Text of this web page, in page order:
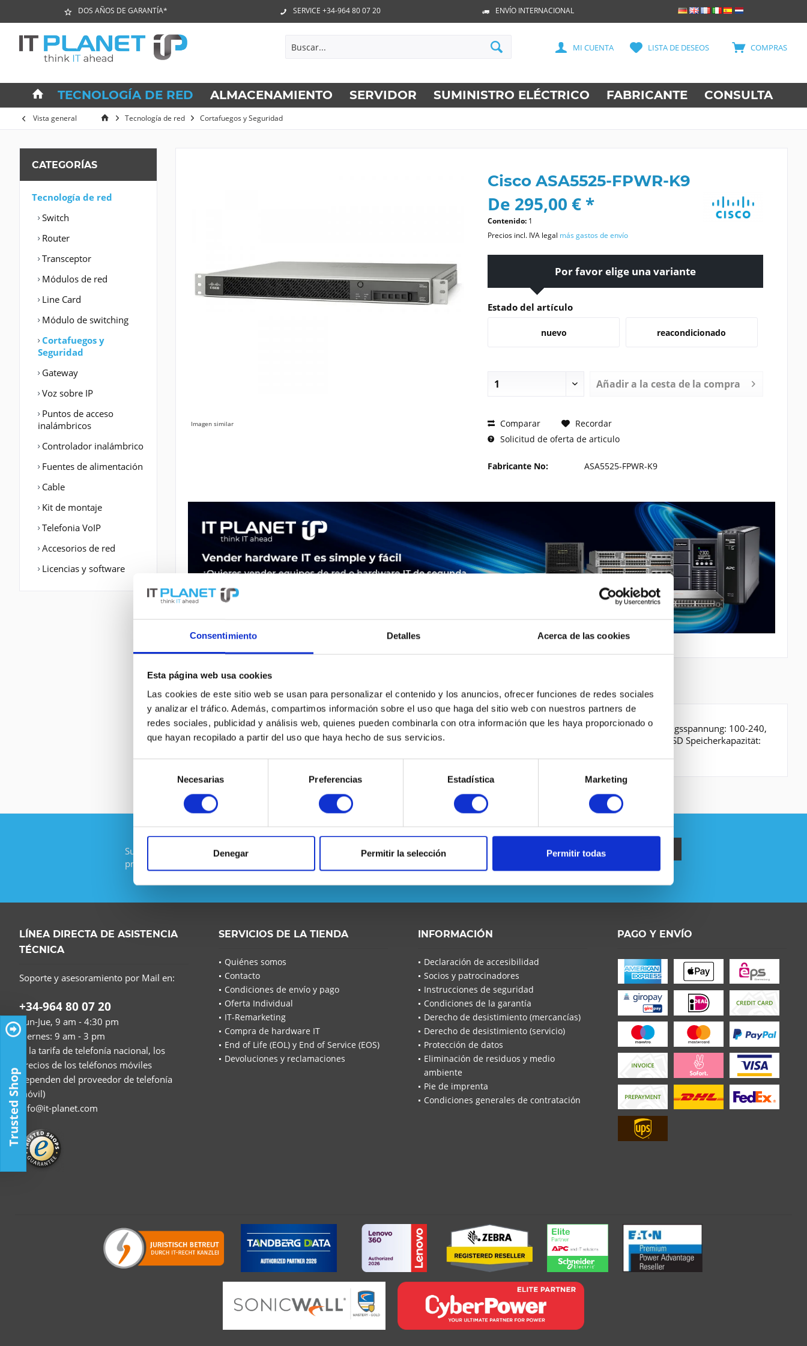
Consentimiento Detalles Acerca de las cookies
Esta página web usa cookies
Las cookies de este sitio web se usan para personalizar el contenido y los anuncios, ofrecer funciones de redes sociales
y analizar el tráfico. Además, compartimos información sobre el uso que haga del sitio web con nuestros partners de
redes sociales, publicidad y análisis web, quienes pueden combinarla con otra información que les haya proporcionado o
que hayan recopilado a partir del uso que haya hecho de sus servicios.
consentimiento
Necesarias Preferencias Estadística Marketing
Denegar Permitir la selección Permitir todas
DOS AÑOS DE GARANTÍA* SERVICE +34-964 80 07 20 ENVÍO INTERNACIONAL
COMPRAS
LISTA DE DESEOS
MI CUENTA
TECNOLOGÍA DE RED ALMACENAMIENTO SERVIDOR SUMINISTRO ELÉCTRICO FABRICANTE CONSULTA
Vista general Tecnología de red Cortafuegos y Seguridad
CATEGORÍAS
Tecnología de red
Switch
Router
Transceptor
Módulos de red
Line Card
Módulo de switching
Cortafuegos y
Seguridad
Gateway
Voz sobre IP
Puntos de acceso
inalámbricos
Controlador inalámbrico
Fuentes de alimentación
Cable
Kit de montaje
Telefonia VoIP
Accesorios de red
Licencias y software
Imagen similar
Cisco ASA5525-FPWR-K9
De 295,00 € *
Contenido: 1
Precios incl. IVA legal más gastos de envío
Por favor elige una variante
Estado del artículo
nuevo reacondicionado
Añadir a la cesta de la compra
SOLICITE UN PRECIO
Envía
Comparar
Recordar
Solicitud de oferta de articulo
Fabricante No: ASA5525-FPWR-K9
DESCRIPCIÓN LEASING SERVICE SEGURIDAD DE LOS PRODUCTOS
ASA5525-FPWR-K9 | Cisco ASA 5525-X. Firewall Durchsatz: 2000 Mbit/s. Übertragungstechnik: Verkabelt. AC Eingangsspannung: 100-240,
AC Eingangsfrequenz: 50/60, Stromverbrauch (typisch): 75 W. RAM-Speicher: 8000 MB. Speichermedien Typ: SSD, SSD Speicherkapazität:
Suscríbase al boletín gratuito y no se pierda ninguna noticia o
promoción de IT-Planet.
He leído lapolítica de privacidad.
LÍNEA DIRECTA DE ASISTENCIA
TÉCNICA
Soporte y asesoramiento por Mail en:
+34-964 80 07 20
Lun-Jue, 9 am - 4:30 pm
Viernes: 9 am - 3 pm
(a la tarifa de telefonía nacional, los
precios de los teléfonos móviles
dependen del proveedor de telefonía
móvil)
info@it-planet.com
SERVICIOS DE LA TIENDA
Quiénes somos
Contacto
Condiciones de envío y pago
Oferta Individual
IT-Remarketing
Compra de hardware IT
End of Life (EOL) y End of Service (EOS)
Devoluciones y reclamaciones
INFORMACIÓN
Declaración de accesibilidad
Socios y patrocinadores
Instrucciones de seguridad
Condiciones de la garantía
Derecho de desistimiento (mercancías)
Derecho de desistimiento (servicio)
Protección de datos
Eliminación de residuos y medio
ambiente
Pie de imprenta
Condiciones generales de contratación
PAGO Y ENVÍO
Trusted Shop